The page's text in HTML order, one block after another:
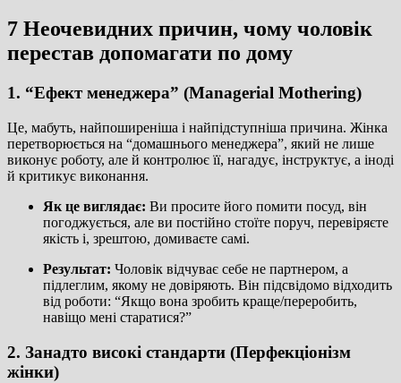
7 Неочевидних причин, чому чоловік
перестав допомагати по дому
1. “Ефект менеджера” (Managerial Mothering)
Це, мабуть, найпоширеніша і найпідступніша причина. Жінка
перетворюється на “домашнього менеджера”, який не лише
виконує роботу, але й контролює її, нагадує, інструктує, а іноді
й критикує виконання.
Як це виглядає: Ви просите його помити посуд, він
погоджується, але ви постійно стоїте поруч, перевіряєте
якість і, зрештою, домиваєте самі.
Результат: Чоловік відчуває себе не партнером, а
підлеглим, якому не довіряють. Він підсвідомо відходить
від роботи: “Якщо вона зробить краще/переробить,
навіщо мені старатися?”
2. Занадто високі стандарти (Перфекціонізм
жінки)